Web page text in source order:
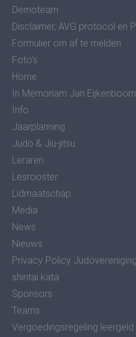
Demoteam
Disclaimer, AVG protocol en
Formulier om af te melden
Foto’s
Home
In Memoriam Jan Eijkenboom
Info
Jaarplanning
Judo & Jiu-jitsu
Leraren
Lesrooster
Lidmaatschap
Media
News
Nieuws
Privacy Policy
shintai kata
Sponsors
Teams
Vergoedingsregeling